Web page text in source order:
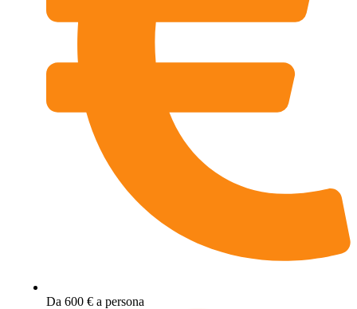
Da 600 € a persona